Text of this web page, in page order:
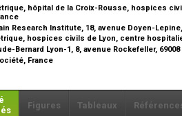
hôpital de la Croix-Rousse, hospices
Research Institute, 18, avenue Doyen-
hospices civils de Lyon, centre
Bernard Lyon-1, 8, avenue Rockefeller,
France
Figures Tableaux